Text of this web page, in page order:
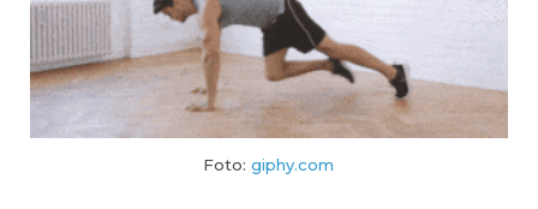
Foto:giphy.com